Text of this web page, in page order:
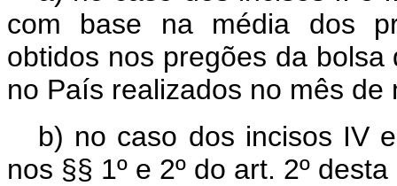
com base na média dos
obtidos nos pregões da
no País realizados no mês de
b) no caso dos incisos IV
nos §§ 1º e 2º do art. 2º desta